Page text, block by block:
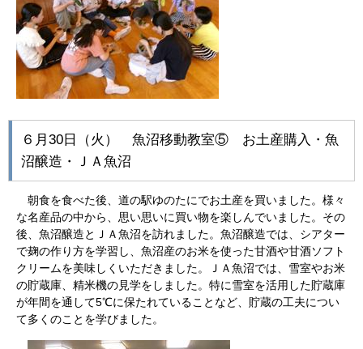
６月30日（火） 魚沼移動教室⑤ お土産購入・魚
沼醸造・ＪＡ魚沼
朝食を食べた後、道の駅ゆのたにでお土産を買いました。様々
な名産品の中から、思い思いに買い物を楽しんでいました。その
後、魚沼醸造とＪＡ魚沼を訪れました。魚沼醸造では、シアター
で麹の作り方を学習し、魚沼産のお米を使った甘酒や甘酒ソフト
クリームを美味しくいただきました。ＪＡ魚沼では、雪室やお米
の貯蔵庫、精米機の見学をしました。特に雪室を活用した貯蔵庫
が年間を通して5℃に保たれていることなど、貯蔵の工夫につい
て多くのことを学びました。